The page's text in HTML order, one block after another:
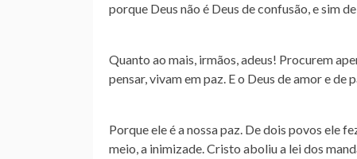
porque Deus não é Deus de confusão, e sim
Quanto ao mais, irmãos, adeus! Procurem
pensar, vivam em paz. E o Deus de amor e
Porque ele é a nossa paz. De dois povos ele
meio, a inimizade. Cristo aboliu a lei dos